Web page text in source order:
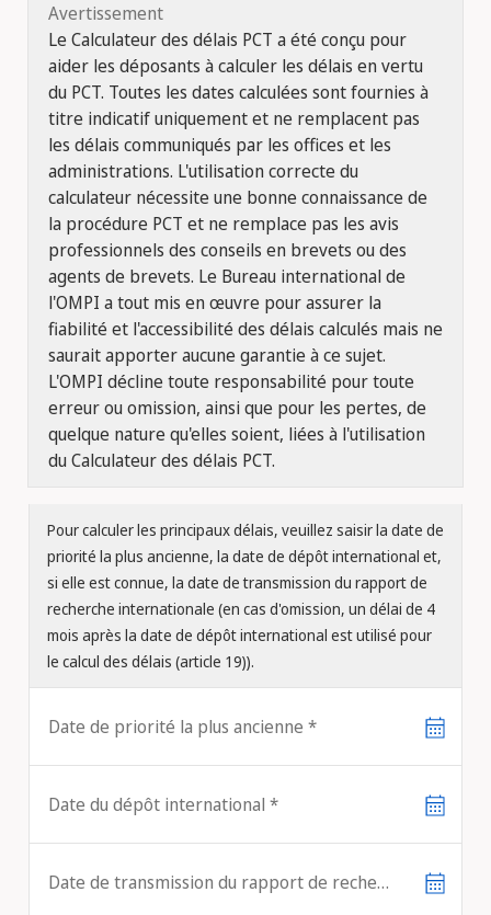
Avertissement
Le Calculateur des délais PCT a été conçu pour
aider les déposants à calculer les délais en vertu
du PCT. Toutes les dates calculées sont fournies à
titre indicatif uniquement et ne remplacent pas
les délais communiqués par les offices et les
administrations. L'utilisation correcte du
calculateur nécessite une bonne connaissance de
la procédure PCT et ne remplace pas les avis
professionnels des conseils en brevets ou des
agents de brevets. Le Bureau international de
l'OMPI a tout mis en œuvre pour assurer la
fiabilité et l'accessibilité des délais calculés mais ne
saurait apporter aucune garantie à ce sujet.
L'OMPI décline toute responsabilité pour toute
erreur ou omission, ainsi que pour les pertes, de
quelque nature qu'elles soient, liées à l'utilisation
du Calculateur des délais PCT.
Pour calculer les principaux délais, veuillez saisir la date de
priorité la plus ancienne, la date de dépôt international et,
si elle est connue, la date de transmission du rapport de
recherche internationale (en cas d'omission, un délai de 4
mois après la date de dépôt international est utilisé pour
le calcul des délais (article 19)).
Date de priorité la plus ancienne
Date du dépôt international
Date de transmission du rapport de recherche internationale